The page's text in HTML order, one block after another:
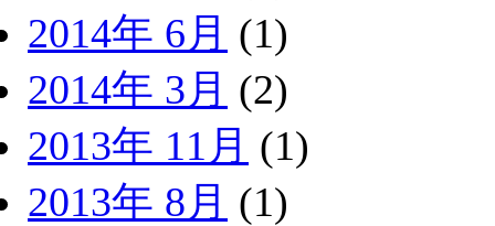
2014年 6月 (1)
2014年 3月 (2)
2013年 11月 (1)
2013年 8月 (1)